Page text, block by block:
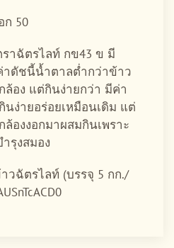
ก 50
าฉัตรไลท์ กข43 ข มี
ดัชนี้น้ำตาลต่ำกว่าข้าว
ล้อง แต่กินง่ายกว่า มีค่า
ง่ายอร่อยเหมือนเดิม แต่
องงอกมาผสมกินเพราะ
รุงสมอง
ฉัตรไลท์ (บรรจุ 5 กก./